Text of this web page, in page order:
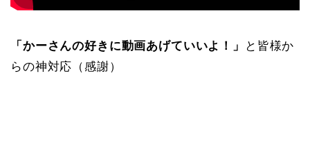
「かーさんの好きに動画あげていいよ！」
と皆様か
らの神対応（感謝）